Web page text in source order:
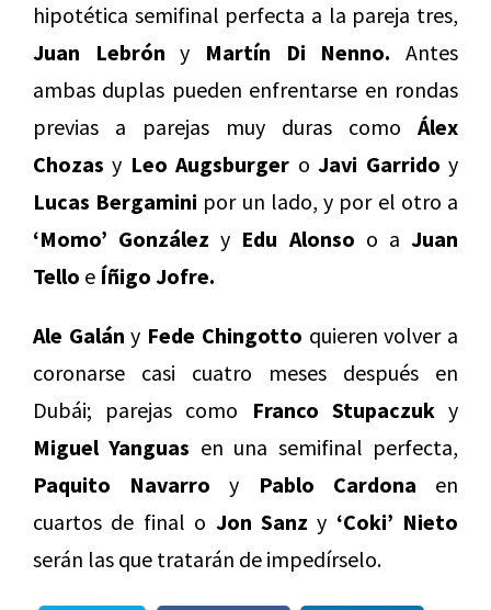
hipotética semifinal perfecta a la pareja tres,
Juan Lebrón y Martín Di Nenno. Antes
ambas duplas pueden enfrentarse en rondas
previas a parejas muy duras como Álex
Chozas y Leo Augsburger oJavi Garrido y
Lucas Bergamini por un lado, y por el otro a
‘Momo’ González y Edu Alonso o aJuan
Tello e Íñigo Jofre.
Ale Galán y Fede Chingotto quieren volver a
coronarse casi cuatro meses después en
Dubái; parejas como Franco Stupaczuky
Miguel Yanguas en una semifinal perfecta,
Paquito Navarro y Pablo Cardona en
cuartos de final o Jon Sanz y ‘Coki’ Nieto
serán las que tratarán de impedírselo.